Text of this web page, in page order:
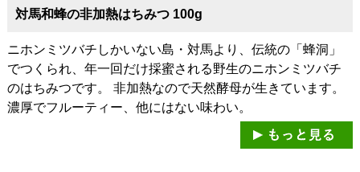
対馬和蜂の非加熱はちみつ 100g
ニホンミツバチしかいない島・対馬より、伝統の「蜂洞」
でつくられ、年一回だけ採蜜される野生のニホンミツバチ
のはちみつです。 非加熱なので天然酵母が生きています。
濃厚でフルーティー、他にはない味わい。